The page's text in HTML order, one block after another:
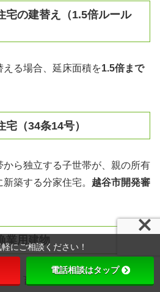
の建替え（1.5倍ルール
える場合、延床面積を1.5倍まで
（34条14号）
ら独立する子世帯が、親の所有
築する分家住宅。 越谷市開発審
業用建物
・畜舎・農機具庫等は
にご相談ください！
電話相談はタップ